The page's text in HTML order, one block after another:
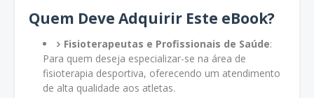
Quem Deve Adquirir Este eBook?
Fisioterapeutas e Profissionais de Saúde:
Para quem deseja especializar-se na área de
fisioterapia desportiva, oferecendo um atendimento
de alta qualidade aos atletas.